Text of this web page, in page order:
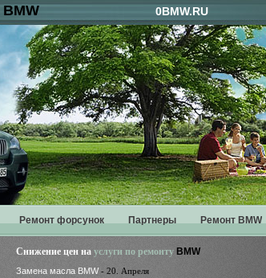
BMW 0BMW.RU
Ремонт форсунок Партнеры Ремонт BMW
Снижение цен на услуги по ремонту BMW
Замена масла BMW- 20. Апреля